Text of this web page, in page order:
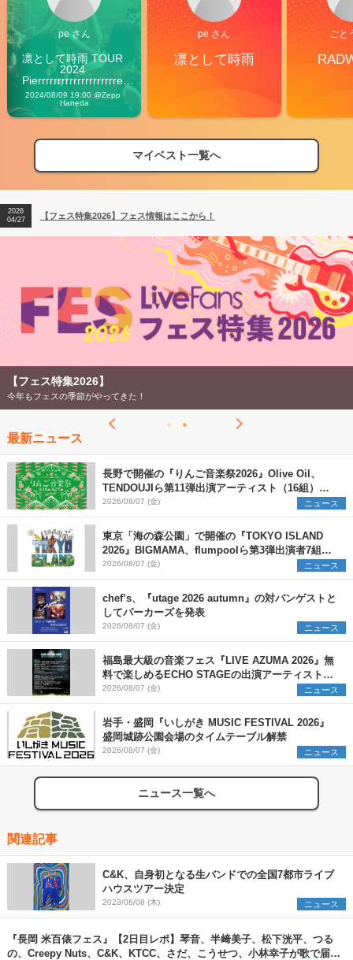
pe さん
凛として時雨 TOUR
2024
Pierrrrrrrrrrrrrrrrrrrre
Vibes
2024/08/09 19:00 @Zepp
Haneda
pe さん
凛として時雨
ごと
マイベスト一覧へ
【フェス特集2026】フェス情報はここから！
【ライブ動員ランキング】2026年上半期編発表！
2026
04/27
【フェス特集2026】フェス情報はここから！
2026
【ライブ動員ランキング】2026年上半期編発表！
【フェス特集2026】
今年もフェスの季節がやってきた！
最新ニュース
長野で開催の『りんご音楽祭2026』Olive Oil、
TENDOUJIら第11弾出演アーティスト（16組）を
発表
2026/08/07 (金) ニュース
東京「海の森公園」で開催の『TOKYO ISLAND
2026』BIGMAMA、flumpoolら第3弾出演者7組を
発表 ワークショップ・アート出展者を募集
2026/08/07 (金) ニュース
chef’s、『utage 2026 autumn』の対バンゲストと
してパーカーズを発表
2026/08/07 (金) ニュース
福島最大級の音楽フェス『LIVE AZUMA 2026』無
料で楽しめるECHO STAGEの出演アーティストを
発表
2026/08/07 (金) ニュース
岩手・盛岡『いしがき MUSIC FESTIVAL 2026』
盛岡城跡公園会場のタイムテーブル解禁
2026/08/07 (金) ニュース
ニュース一覧へ
関連記事
C&K、自身初となる生バンドでの全国7都市ライブ
ハウスツアー決定
2023/06/08 (木) ニュース
『長岡 米百俵フェス』【2日目レポ】琴音、半﨑美子、松下洸平、つる
の、Creepy Nuts、C&K、KTCC、さだ、こうせつ、小林幸子が歌で届け